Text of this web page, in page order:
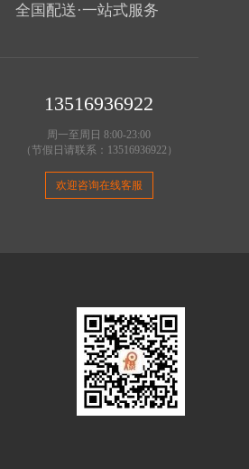
全国配送·一站式服务
13516936922
周一至周日 8:00-23:00
（节假日请联系：13516936922）
欢迎咨询在线客服